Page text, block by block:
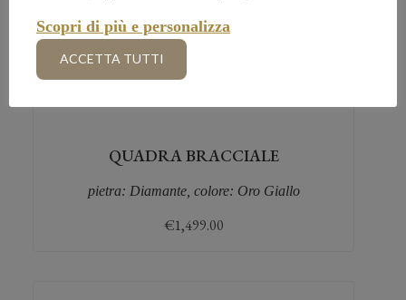
QUADRA BRACCIALE
pietra: Diamante, colore: Oro Giallo
€1,499.00
Scopri di più e personalizza
ACCETTA TUTTI